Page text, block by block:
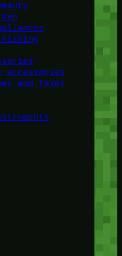
Fishing
accessories
and faxes